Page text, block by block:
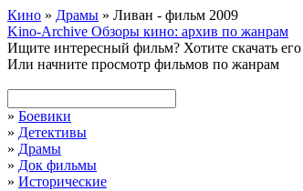
Кино » Драмы » Ливан - фильм 2009
Kino-Archive Обзоры кино: архив по жанрам
Ищите интересный фильм? Хотите скачать
Или начните просмотр фильмов по жанрам
» Боевики
» Детективы
» Драмы
» Док фильмы
» Исторические